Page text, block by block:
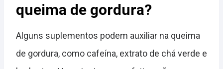
queima de gordura?
Alguns suplementos podem auxiliar na queima
de gordura, como cafeína, extrato de chá verde e